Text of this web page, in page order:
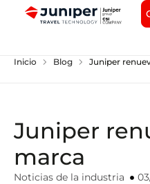
Inicio chevron_right Blog chevron_right Juniper
Juniper
marca
Noticias de la industria